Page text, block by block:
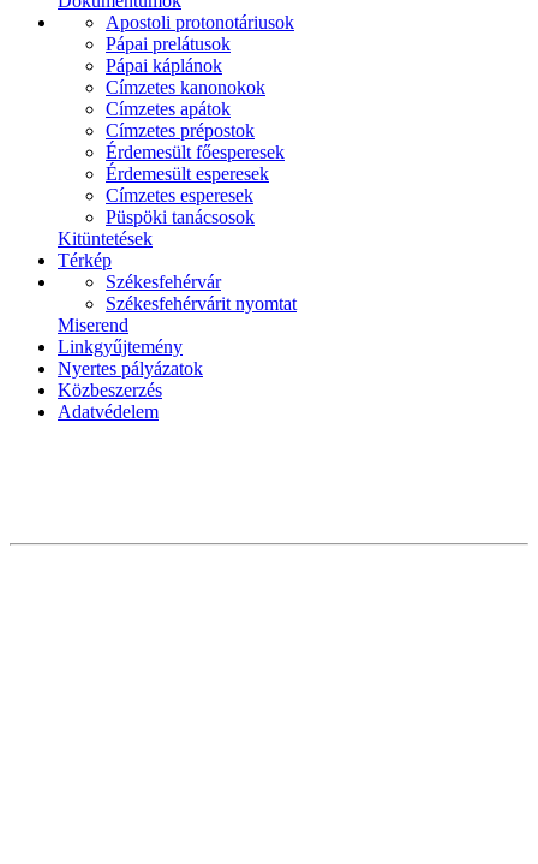
Apostoli protonotáriusok
Pápai prelátusok
Pápai káplánok
Címzetes kanonokok
Címzetes apátok
Címzetes prépostok
Érdemesült főesperesek
Érdemesült esperesek
Címzetes esperesek
Püspöki tanácsosok
Kitüntetések
Térkép
Székesfehérvár
Székesfehérvárit nyomtat
Miserend
Linkgyűjtemény
Nyertes pályázatok
Közbeszerzés
Adatvédelem